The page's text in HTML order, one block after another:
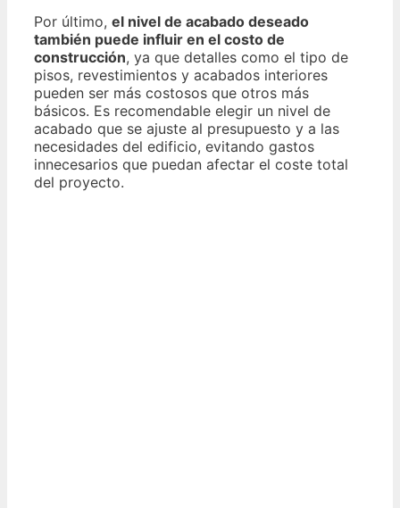
Por último, el nivel de acabado deseado
también puede influir en el costo de
construcción, ya que detalles como el tipo de
pisos, revestimientos y acabados interiores
pueden ser más costosos que otros más
básicos. Es recomendable elegir un nivel de
acabado que se ajuste al presupuesto y a las
necesidades del edificio, evitando gastos
innecesarios que puedan afectar el coste total
del proyecto.